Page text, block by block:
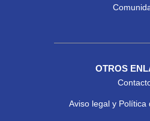
OTROS
Aviso legal y Política